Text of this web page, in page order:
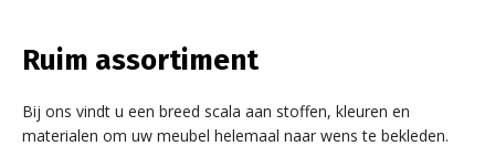
Ruim assortiment
Bij ons vindt u een breed scala aan stoffen, kleuren en
materialen om uw meubel helemaal naar wens te bekleden.